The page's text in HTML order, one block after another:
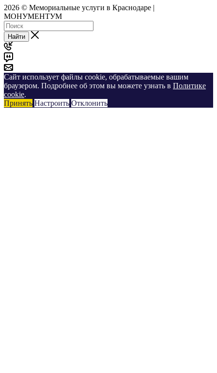
2026 © Мемориальные услуги в Краснодаре |
МОНУМЕНТУМ
Найти
Сайт использует файлы cookie, обрабатываемые вашим
браузером. Подробнее об этом вы можете узнать в Политике
cookie.
Принять Настроить Отклонить